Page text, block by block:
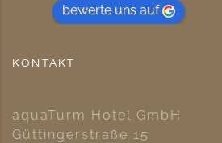
bewerte uns auf
KONTAKT
aquaTurm Hotel GmbH
Güttingerstraße 15